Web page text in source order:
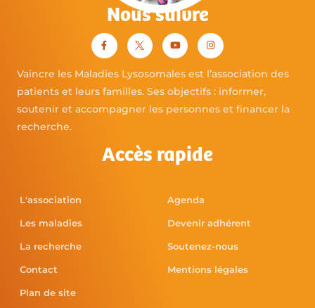
Nous suivre
Vaincre les Maladies Lysosomales est l’association des
patients et leurs familles. Ses objectifs : informer,
soutenir et accompagner les personnes et financer la
recherche.
Accès rapide
L'association
Les maladies
La recherche
Contact
Plan de site
Agenda
Devenir adhérent
Soutenez-nous
Mentions légales